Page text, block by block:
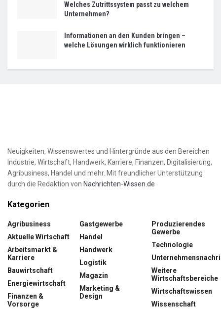
Welches Zutrittssystem passt zu welchem
Unternehmen?
Informationen an den Kunden bringen –
welche Lösungen wirklich funktionieren
Neuigkeiten, Wissenswertes und Hintergründe aus den Bereichen
Industrie, Wirtschaft, Handwerk, Karriere, Finanzen, Digitalisierung,
Agribusiness, Handel und mehr. Mit freundlicher Unterstützung
durch die Redaktion von Nachrichten-Wissen.de
Kategorien
Agribusiness
Aktuelle Wirtschaft
Arbeitsmarkt &
Karriere
Bauwirtschaft
Energiewirtschaft
Finanzen &
Vorsorge
Gastgewerbe
Handel
Handwerk
Logistik
Magazin
Marketing &
Design
Produzierendes
Gewerbe
Technologie
Weitere
Wirtschaftsbereiche
Wirtschaftswissen
Wissenschaft